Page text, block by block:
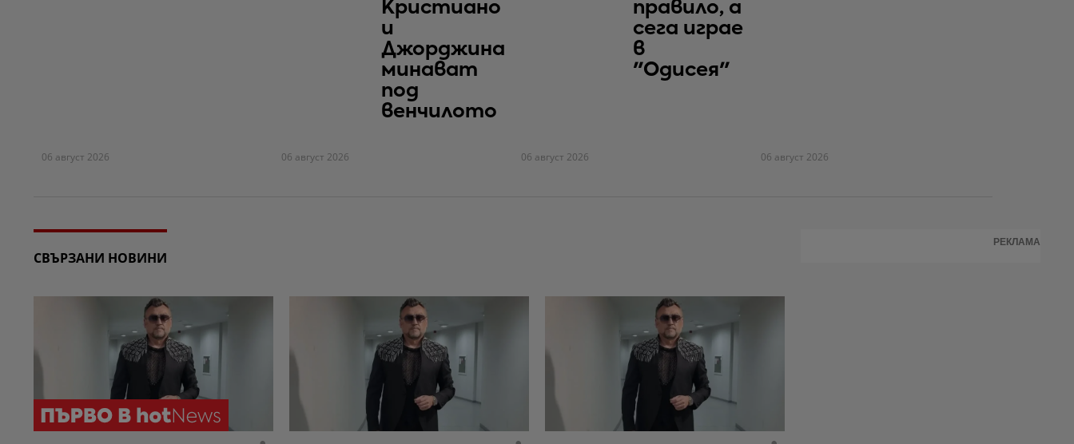
06 август 2026
Кристиано
и
Джорджина
минават
под
венчилото
06 август 2026
правило, а
сега играе
в
"Одисея"
06 август 2026 06 август 2026
СВЪРЗАНИ НОВИНИ
РЕКЛАМА